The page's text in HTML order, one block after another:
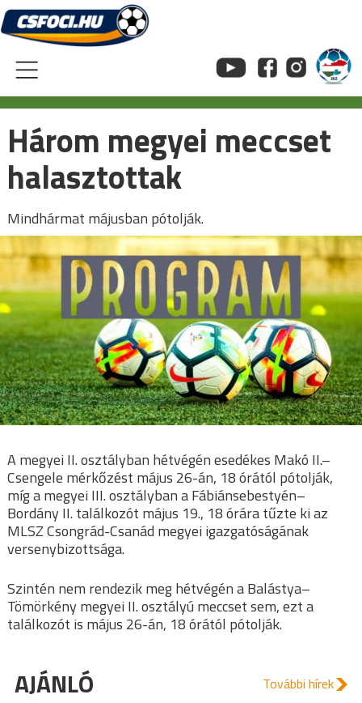
Skip
to
content
Három megyei meccset
halasztottak
Mindhármat májusban pótolják.
A megyei II. osztályban hétvégén esedékes Makó II.–
Csengele mérkőzést május 26-án, 18 órától pótolják,
míg a megyei III. osztályban a Fábiánsebestyén–
Bordány II. találkozót május 19., 18 órára tűzte ki az
MLSZ Csongrád-Csanád megyei igazgatóságának
versenybizottsága.
Szintén nem rendezik meg hétvégén a Balástya–
Tömörkény megyei II. osztályú meccset sem, ezt a
találkozót is május 26-án, 18 órától pótolják.
AJÁNLÓ További hírek